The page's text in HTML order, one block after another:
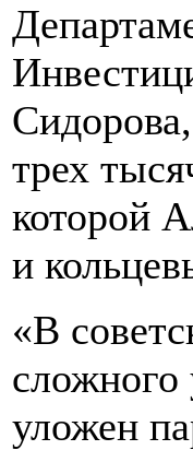
трех
которой
и
«В
уложен